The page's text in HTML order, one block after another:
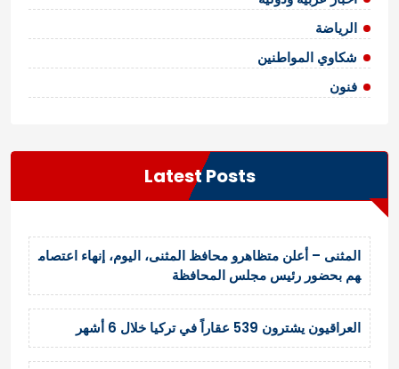
الرياضة
شكاوي المواطنين
فنون
Latest Posts
المثنى – أعلن متظاهرو محافظ المثنى، اليوم، إنهاء اعتصام
هم بحضور رئيس مجلس المحافظة
العراقيون يشترون 539 عقاراً في تركيا خلال 6 أشهر